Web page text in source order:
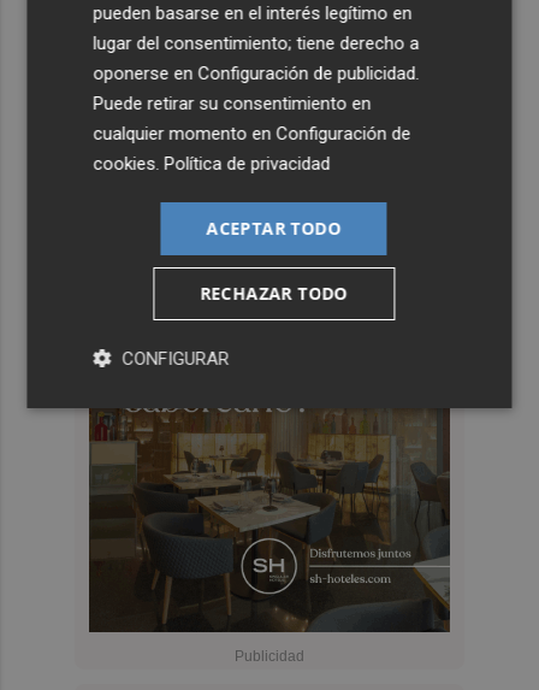
pueden basarse en el interés legítimo en
lugar del consentimiento; tiene derecho a
oponerse enConfiguración de publicidad
Puede retirar su consentimiento en
cualquier momento enConfiguración de
cookies .Política de privacidad
ACEPTAR TODO
RECHAZAR TODO
CONFIGURAR